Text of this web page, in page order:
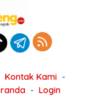
Kontak Kami
Login